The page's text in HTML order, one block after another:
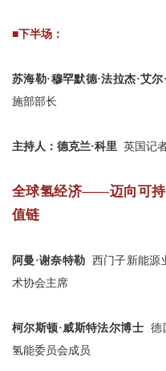
■下半场：
苏海勒·穆罕默德·法拉杰·艾
施部部长
主持人：德克兰·科里 英国记
全球氢经济——迈向可持
值链
阿曼·谢奈特勒 西门子新能源
术协会主席
柯尔斯顿·威斯特法尔博士德
氢能委员会成员